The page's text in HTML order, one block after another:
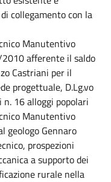
collegamento con la
Manutentivo
afferente il saldo
Castriani per il
progettuale, D.Lg.vo
16 alloggi popolari
Manutentivo
geologo Gennaro
prospezioni
a supporto dei
rurale nella